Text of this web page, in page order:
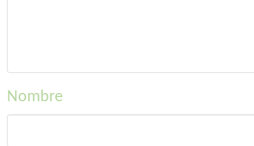
Nombre